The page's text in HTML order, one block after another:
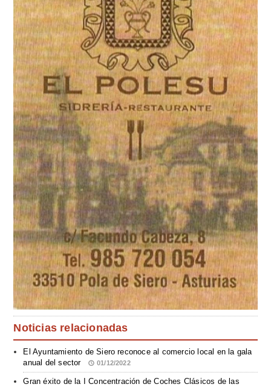
Noticias relacionadas
El Ayuntamiento de Siero reconoce al comercio local en la gala
anual del sector
01/12/2022
Gran éxito de la I Concentración de Coches Clásicos de las